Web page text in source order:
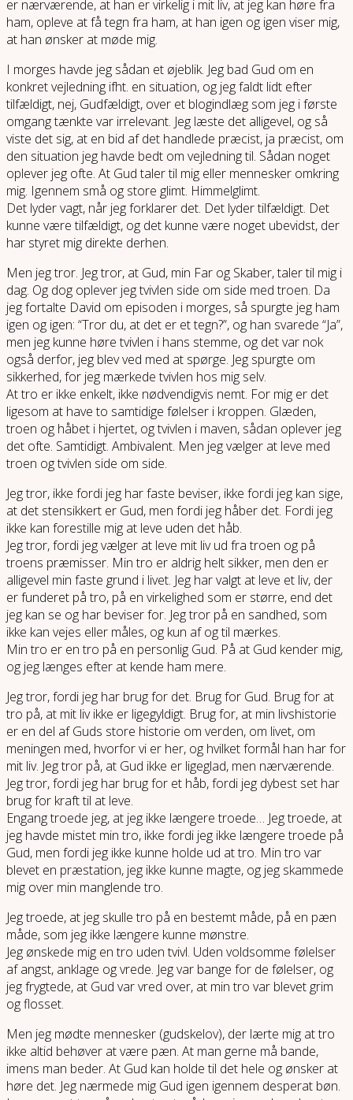
er nærværende, at han er virkelig i mit liv, at jeg kan høre fra
ham, opleve at få tegn fra ham, at han igen og igen viser mig,
at han ønsker at møde mig.
I morges havde jeg sådan et øjeblik. Jeg bad Gud om en
konkret vejledning ifht. en situation, og jeg faldt lidt efter
tilfældigt, nej, Gudfældigt, over et blogindlæg som jeg i første
omgang tænkte var irrelevant. Jeg læste det alligevel, og så
viste det sig, at en bid af det handlede præcist, ja præcist, om
den situation jeg havde bedt om vejledning til. Sådan noget
oplever jeg ofte. At Gud taler til mig eller mennesker omkring
mig. Igennem små og store glimt. Himmelglimt.
Det lyder vagt, når jeg forklarer det. Det lyder tilfældigt. Det
kunne være tilfældigt, og det kunne være noget ubevidst, der
har styret mig direkte derhen.
Men jeg tror. Jeg tror, at Gud, min Far og Skaber, taler til mig i
dag. Og dog oplever jeg tvivlen side om side med troen. Da
jeg fortalte David om episoden i morges, så spurgte jeg ham
igen og igen: “Tror du, at det er et tegn?”, og han svarede “Ja”,
men jeg kunne høre tvivlen i hans stemme, og det var nok
også derfor, jeg blev ved med at spørge. Jeg spurgte om
sikkerhed, for jeg mærkede tvivlen hos mig selv.
At tro er ikke enkelt, ikke nødvendigvis nemt. For mig er det
ligesom at have to samtidige følelser i kroppen. Glæden,
troen og håbet i hjertet, og tvivlen i maven, sådan oplever jeg
det ofte. Samtidigt. Ambivalent. Men jeg vælger at leve med
troen og tvivlen side om side.
Jeg tror, ikke fordi jeg har faste beviser, ikke fordi jeg kan sige,
at det stensikkert er Gud, men fordi jeg håber det. Fordi jeg
ikke kan forestille mig at leve uden det håb.
Jeg tror, fordi jeg vælger at leve mit liv ud fra troen og på
troens præmisser. Min tro er aldrig helt sikker, men den er
alligevel min faste grund i livet. Jeg har valgt at leve et liv, der
er funderet på tro, på en virkelighed som er større, end det
jeg kan se og har beviser for. Jeg tror på en sandhed, som
ikke kan vejes eller måles, og kun af og til mærkes.
Min tro er en tro på en personlig Gud. På at Gud kender mig,
og jeg længes efter at kende ham mere.
Jeg tror, fordi jeg har brug for det. Brug for Gud. Brug for at
tro på, at mit liv ikke er ligegyldigt. Brug for, at min livshistorie
er en del af Guds store historie om verden, om livet, om
meningen med, hvorfor vi er her, og hvilket formål han har for
mit liv. Jeg tror på, at Gud ikke er ligeglad, men nærværende.
Jeg tror, fordi jeg har brug for et håb, fordi jeg dybest set har
brug for kraft til at leve.
Engang troede jeg, at jeg ikke længere troede… Jeg troede, at
jeg havde mistet min tro, ikke fordi jeg ikke længere troede på
Gud, men fordi jeg ikke kunne holde ud at tro. Min tro var
blevet en præstation, jeg ikke kunne magte, og jeg skammede
mig over min manglende tro.
Jeg troede, at jeg skulle tro på en bestemt måde, på en pæn
måde, som jeg ikke længere kunne mønstre.
Jeg ønskede mig en tro uden tvivl. Uden voldsomme følelser
af angst, anklage og vrede. Jeg var bange for de følelser, og
jeg frygtede, at Gud var vred over, at min tro var blevet grim
og flosset.
Men jeg mødte mennesker (gudskelov), der lærte mig at tro
ikke altid behøver at være pæn. At man gerne må bande,
imens man beder. At Gud kan holde til det hele og ønsker at
høre det. Jeg nærmede mig Gud igen igennem desperat bøn.